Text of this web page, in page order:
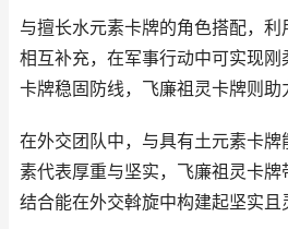
与擅长水元素卡牌的角色搭配，
相互补充，在军事行动中可实现
卡牌稳固防线，飞廉祖灵卡牌则助
在外交团队中，与具有土元素卡
素代表厚重与坚实，飞廉祖灵卡
结合能在外交斡旋中构建起坚实且